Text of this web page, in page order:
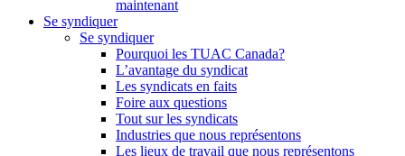
maintenant
Se syndiquer
Se syndiquer
Pourquoi les TUAC Canada?
L’avantage du syndicat
Les syndicats en faits
Foire aux questions
Tout sur les syndicats
Industries que nous représentons
Les lieux de travail que nous représentons